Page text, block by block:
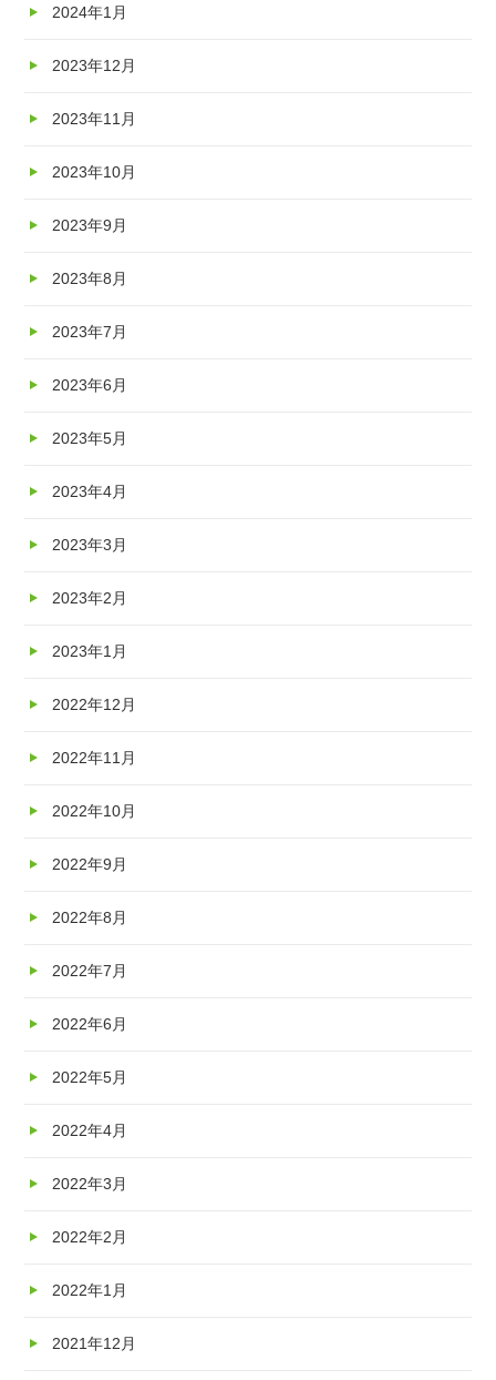
2024年1月
2023年12月
2023年11月
2023年10月
2023年9月
2023年8月
2023年7月
2023年6月
2023年5月
2023年4月
2023年3月
2023年2月
2023年1月
2022年12月
2022年11月
2022年10月
2022年9月
2022年8月
2022年7月
2022年6月
2022年5月
2022年4月
2022年3月
2022年2月
2022年1月
2021年12月